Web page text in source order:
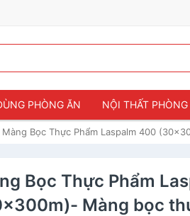
PHÒNG ĂN NỘI THẤT PHÒNG
Màng Bọc Thực Phẩm Laspalm 400
Bọc Thực Phẩm
Màng bọc